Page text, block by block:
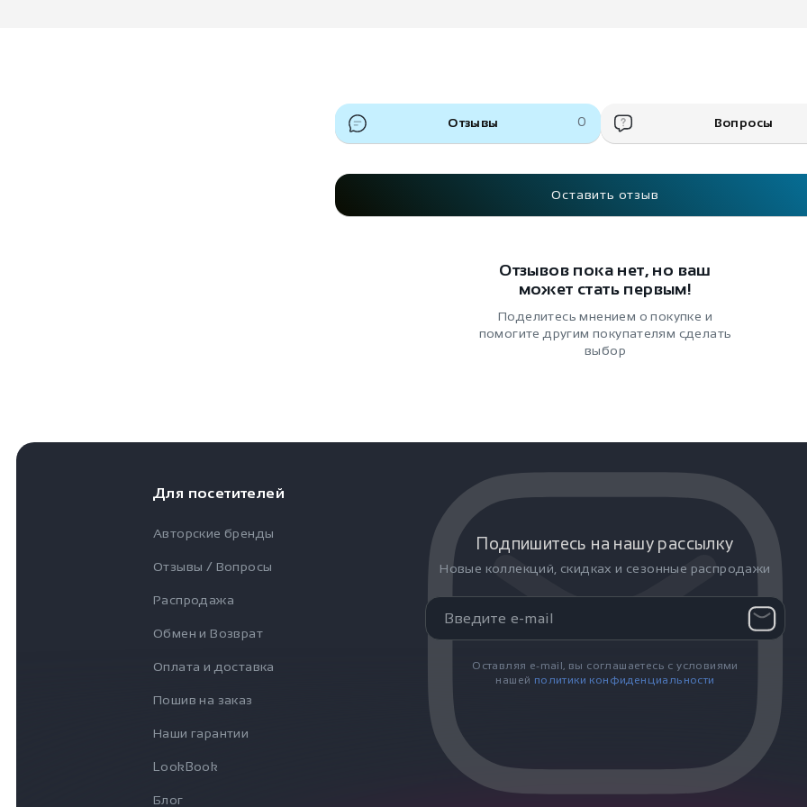
Отзывы 0 Вопросы
Оставить отзыв
Отзывов пока нет, но ваш
может стать первым!
Поделитесь мнением о покупке и
помогите другим покупателям сделать
выбор
Для посетителей
Авторские бренды
Отзывы / Вопросы
Распродажа
Обмен и Возврат
Оплата и доставка
Пошив на заказ
Наши гарантии
LookBook
Блог
Подпишитесь на нашу рассылку
Новые коллекций, скидках и сезонные распродажи
Оставляя e-mail, вы соглашаетесь с условиями
нашей политики конфиденциальности